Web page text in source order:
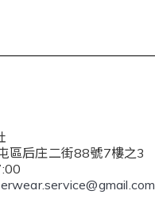
區后庄二街88號7樓之3